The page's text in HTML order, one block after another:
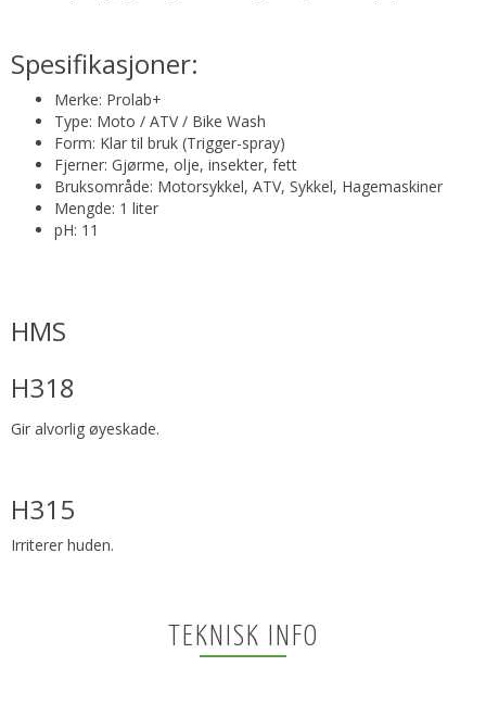
Spesifikasjoner:
Merke: Prolab+
Type: Moto / ATV / Bike Wash
Form: Klar til bruk (Trigger-spray)
Fjerner: Gjørme, olje, insekter, fett
Bruksområde: Motorsykkel, ATV, Sykkel, Hagemaskiner
Mengde: 1 liter
pH: 11
HMS
H318
Gir alvorlig øyeskade.
H315
Irriterer huden.
TEKNISK INFO